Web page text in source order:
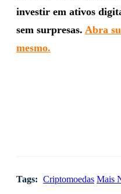
investir em ativos
sem surpresas. Abra
mesmo.
Tags: Criptomoedas Mais